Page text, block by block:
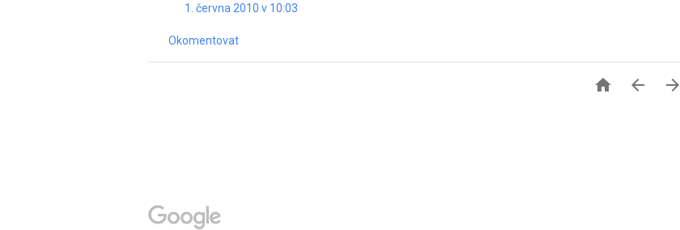
1. června 2010 v 10:03
Okomentovat
  